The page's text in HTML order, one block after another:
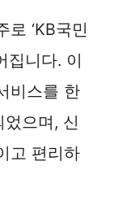
‘KB국민
집니다. 이
비스를 한
으며, 신
고 편리하